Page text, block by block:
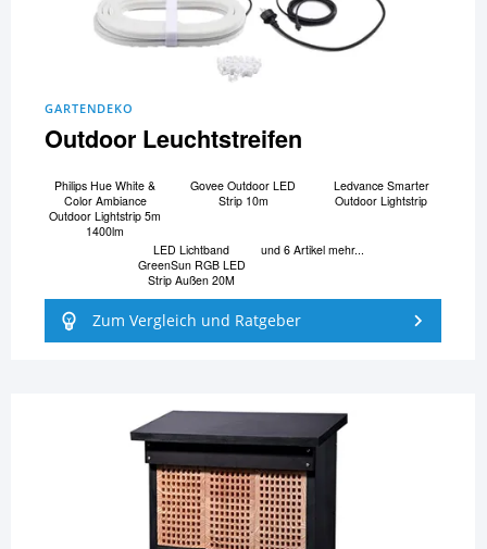
GARTENDEKO
Outdoor Leuchtstreifen
Philips Hue White &
Color Ambiance
Outdoor Lightstrip 5m
1400lm
Govee Outdoor LED
Strip 10m
Ledvance Smarter
Outdoor Lightstrip
LED Lichtband
GreenSun RGB LED
Strip Außen 20M
und 6 Artikel mehr...
Zum Vergleich und Ratgeber